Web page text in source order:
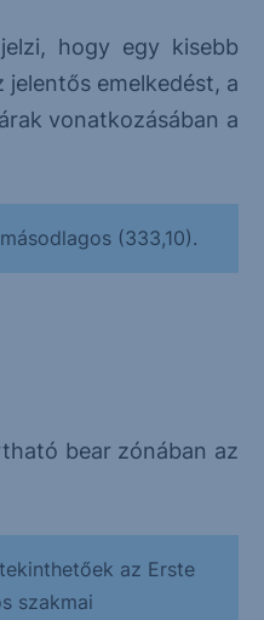
hogy egy kisebb
emelkedést, a
vonatkozásában a
(333,10).
bear zónában az
az Erste
szakmai